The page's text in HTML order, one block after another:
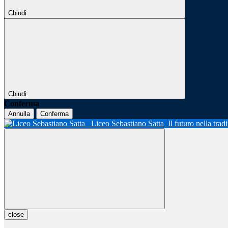
Chiudi
Chiudi
Conferma
Annulla Conferma
Liceo Sebastiano Satta Il futuro nella
close